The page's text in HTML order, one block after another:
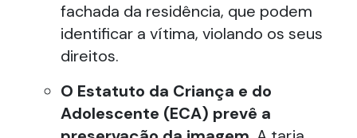
fachada da residência, que podem
identificar a vítima, violando os seus
direitos.
O Estatuto da Criança e do
Adolescente (ECA) prevê a